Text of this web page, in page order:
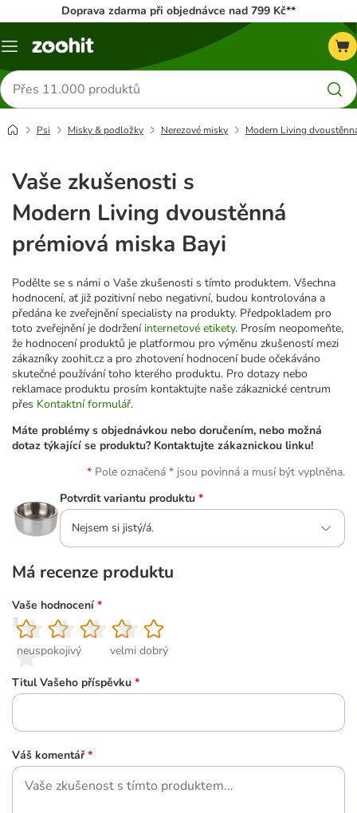
Doprava zdarma při objednávce nad 799 Kč**
Menu
Hledat
produkty
Psi Misky & podložky Nerezové misky Modern Living
Vaše zkušenosti s
Modern Living dvoustěnná
prémiová miska Bayi
Podělte se s námi o Vaše zkušenosti s tímto produktem. Všechna
hodnocení, ať již pozitivní nebo negativní, budou kontrolována a
předána ke zveřejnění specialisty na produkty. Předpokladem pro
toto zveřejnění je dodržení internetové etikety. Prosím neopomeňte,
že hodnocení produktů je platformou pro výměnu zkušeností mezi
zákazníky zoohit.cz a pro zhotovení hodnocení bude očekáváno
skutečné používání toho kterého produktu. Pro dotazy nebo
reklamace produktu prosím kontaktujte naše zákaznické centrum
přes Kontaktní formulář.
Máte problémy s objednávkou nebo doručením, nebo možná
dotaz týkající se produktu? Kontaktujte zákaznickou linku!
Pole označená * jsou povinná a musí být vyplněna.
Potvrdit variantu produktu *
Nejsem si jistý/á.
Má recenze produktu
Vaše hodnocení *
1
neuspokojivý
2
3
4
5
velmi dobrý
Titul Vašeho příspěvku *
Váš komentář *